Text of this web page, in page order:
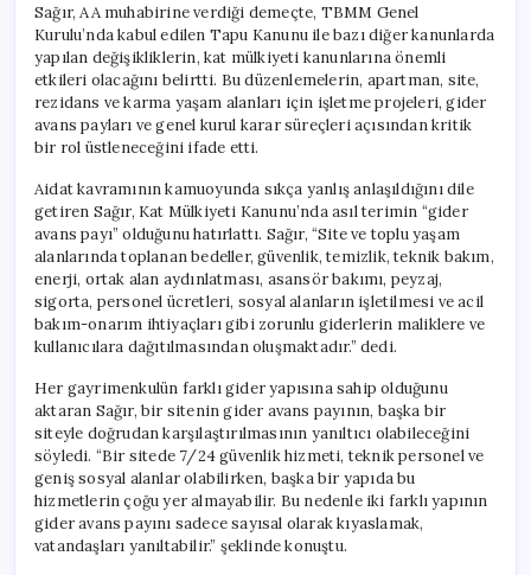
Sağır, AA muhabirine verdiği demeçte, TBMM Genel
Kurulu’nda kabul edilen Tapu Kanunu ile bazı diğer kanunlarda
yapılan değişikliklerin, kat mülkiyeti kanunlarına önemli
etkileri olacağını belirtti. Bu düzenlemelerin, apartman, site,
rezidans ve karma yaşam alanları için işletme projeleri, gider
avans payları ve genel kurul karar süreçleri açısından kritik
bir rol üstleneceğini ifade etti.
Aidat kavramının kamuoyunda sıkça yanlış anlaşıldığını dile
getiren Sağır, Kat Mülkiyeti Kanunu’nda asıl terimin “gider
avans payı” olduğunu hatırlattı. Sağır, “Site ve toplu yaşam
alanlarında toplanan bedeller, güvenlik, temizlik, teknik bakım,
enerji, ortak alan aydınlatması, asansör bakımı, peyzaj,
sigorta, personel ücretleri, sosyal alanların işletilmesi ve acil
bakım-onarım ihtiyaçları gibi zorunlu giderlerin maliklere ve
kullanıcılara dağıtılmasından oluşmaktadır.” dedi.
Her gayrimenkulün farklı gider yapısına sahip olduğunu
aktaran Sağır, bir sitenin gider avans payının, başka bir
siteyle doğrudan karşılaştırılmasının yanıltıcı olabileceğini
söyledi. “Bir sitede 7/24 güvenlik hizmeti, teknik personel ve
geniş sosyal alanlar olabilirken, başka bir yapıda bu
hizmetlerin çoğu yer almayabilir. Bu nedenle iki farklı yapının
gider avans payını sadece sayısal olarak kıyaslamak,
vatandaşları yanıltabilir.” şeklinde konuştu.